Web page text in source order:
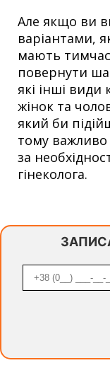
Але якщо ви
варіантами,
мають
повернути
які інші види
жінок та
який би
тому важливо
за
гінеколога.